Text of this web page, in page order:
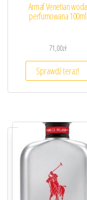
Armaf Venetian woda
perfumowana 100ml
71,00zł
Sprawdź teraz!